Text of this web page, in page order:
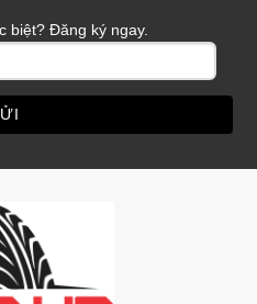
biệt? Đăng ký ngay.